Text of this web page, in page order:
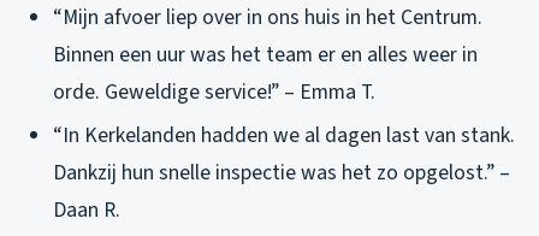
“Mijn afvoer liep over in ons huis in het Centrum.
Binnen een uur was het team er en alles weer in
orde. Geweldige service!” – Emma T.
“In Kerkelanden hadden we al dagen last van stank.
Dankzij hun snelle inspectie was het zo opgelost.” –
Daan R.